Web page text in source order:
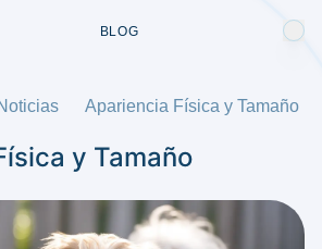
BLOG
Apariencia Física y Tamaño
y Tamaño